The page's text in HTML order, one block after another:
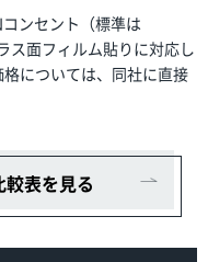
ンセント（標準は
ス面フィルム貼りに対応し
については、同社に直接
表を見る